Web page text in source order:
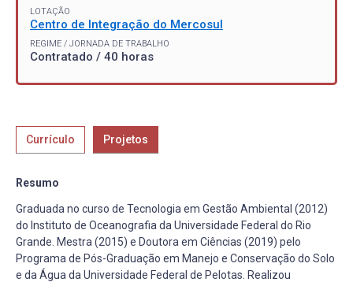
LOTAÇÃO
Centro de Integração do Mercosul
REGIME / JORNADA DE TRABALHO
Contratado / 40 horas
Currículo Projetos
Resumo
Graduada no curso de Tecnologia em Gestão Ambiental (2012)
do Instituto de Oceanografia da Universidade Federal do Rio
Grande. Mestra (2015) e Doutora em Ciências (2019) pelo
Programa de Pós-Graduação em Manejo e Conservação do Solo
e da Água da Universidade Federal de Pelotas. Realizou